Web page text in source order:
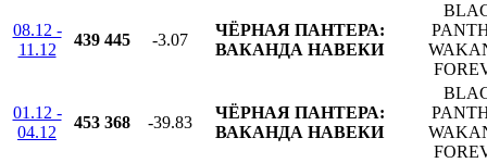
08.12 -
11.12
439 445 -3.07
ЧЁРНАЯ ПАНТЕРА:
ВАКАНДА НАВЕКИ
01.12 -
04.12
453 368 -39.83
ЧЁРНАЯ ПАНТЕРА:
ВАКАНДА НАВЕКИ